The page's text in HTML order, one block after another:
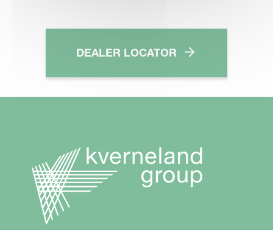
DEALER LOCATOR